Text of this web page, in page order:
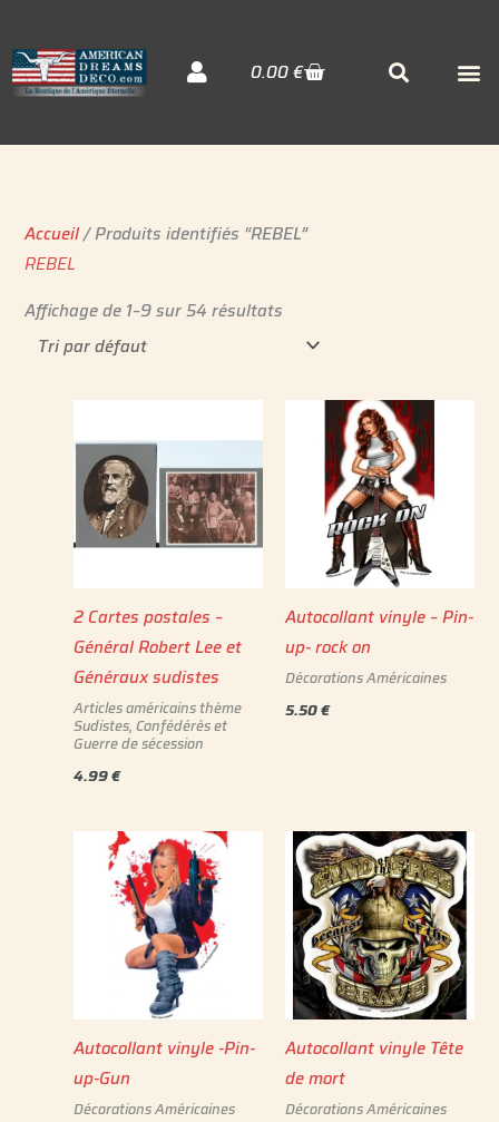
au
contenu
0.00€Cart
Accueil/ Produits identifiés “REBEL”
REBEL
Affichage de 1–9 sur 54 résultats
2 Cartes postales –
Général Robert Lee et
Généraux sudistes
Articles américains thème
Sudistes, Confédérés et
Guerre de sécession
4.99€
Autocollant vinyle – Pin-
up- rock on
Décorations Américaines
5.50€
Autocollant vinyle -Pin-
up-Gun
Décorations Américaines
Autocollant vinyle Tête
de mort
Décorations Américaines